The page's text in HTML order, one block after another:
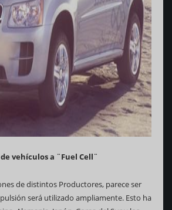
vehículos a ¨Fuel Cell¨
de distintos Productores, parece ser
será utilizado ampliamente. Esto ha